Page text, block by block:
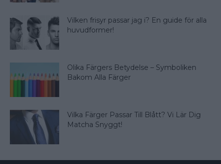
Vilken frisyr passar jag i? En guide för alla
huvudformer!
Olika Färgers Betydelse – Symboliken
Bakom Alla Färger
Vilka Färger Passar Till Blått? Vi Lär Dig
Matcha Snyggt!